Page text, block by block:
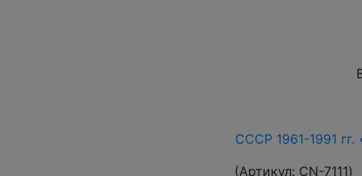
СССР 1961-1991
(Артикул: СN-7111)